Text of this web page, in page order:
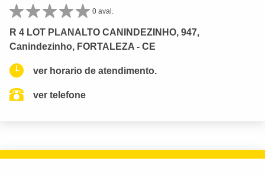
0 aval.
R 4 LOT PLANALTO CANINDEZINHO, 947,
Canindezinho, FORTALEZA - CE
ver horario de atendimento.
ver telefone